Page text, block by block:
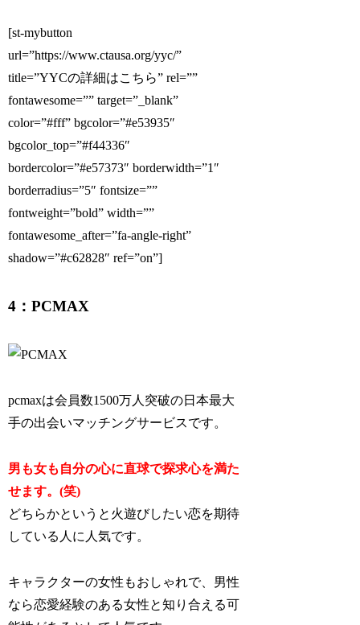
[st-mybutton
url=”https://www.ctausa.org/yyc/”
title=”YYCの詳細はこちら” rel=””
fontawesome=”” target=”_blank”
color=”#fff” bgcolor=”#e53935″
bgcolor_top=”#f44336″
bordercolor=”#e57373″ borderwidth=”1″
borderradius=”5″ fontsize=””
fontweight=”bold” width=””
fontawesome_after=”fa-angle-right”
shadow=”#c62828″ ref=”on”]
4：PCMAX
pcmaxは会員数1500万人突破の日本最大
手の出会いマッチングサービスです。
男も女も自分の心に直球で探求心を満た
せます。(笑)
どちらかというと火遊びしたい恋を期待
している人に人気です。
キャラクターの女性もおしゃれで、男性
なら恋愛経験のある女性と知り合える可